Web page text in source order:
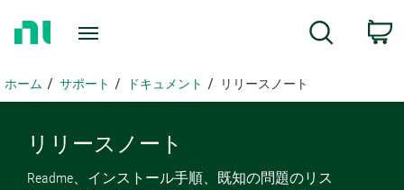
ペ
ー
ホーム サポート ドキュメント リリースノート
リリース ノート
Readme、インストール手順、既知の問題のリス